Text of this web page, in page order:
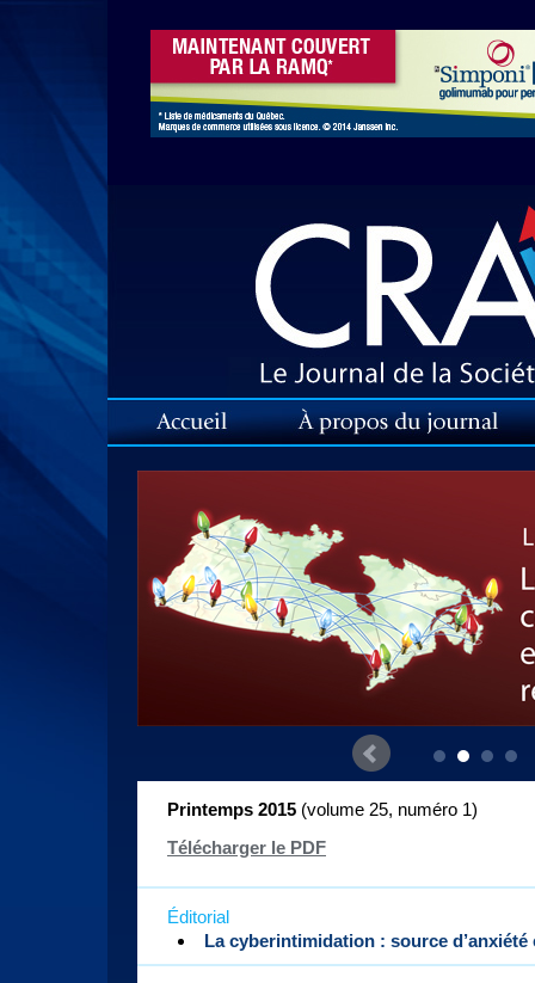
Printemps 2015 ( volume 25, numéro 1)
Télécharger le PDF
Éditorial
La cyberintimidation : source d’anxiété